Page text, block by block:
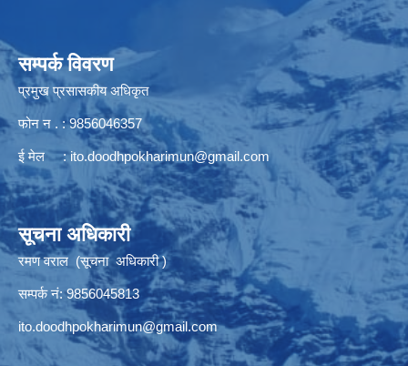
सम्पर्क विवरण
प्रमुख प्रसासकीय अधिकृत
फोन न . : 9856046357
ई मेल :ito.doodhpokharimun@gmail.com
सूचना अधिकारी
रमण वराल (सूचना अधिकारी )
सम्पर्क नं: 9856045813
ito.doodhpokharimun@gmail.com